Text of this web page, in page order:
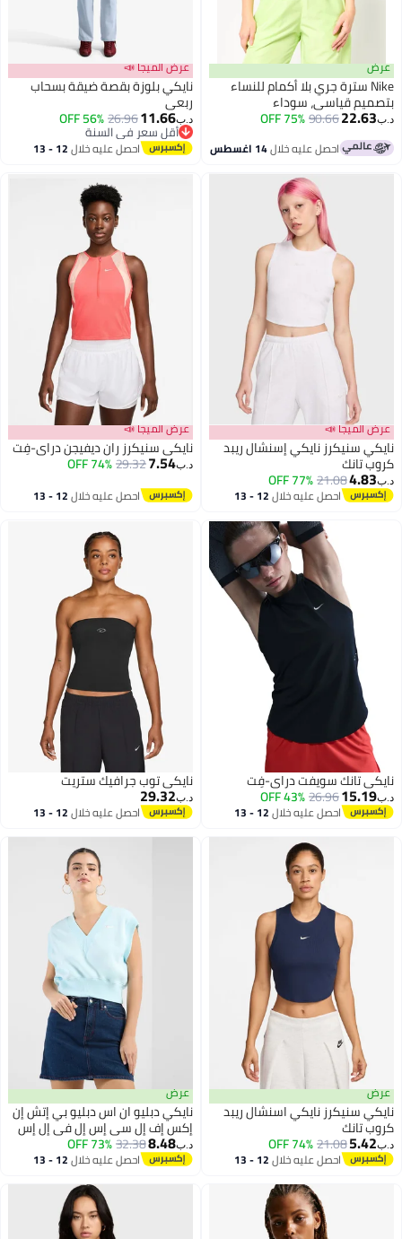
عرض
Nike سترة جري بلا أكمام للنساء
بتصميم قياسي، سوداء
د.ب‏22.63
90.66
75% OFF
احصل عليه خلال14 اغسطس
3
عرض الميجا 📣
نايكي بلوزة بقصة ضيقة بسحاب
ربعي
د.ب‏11.66
26.96
56% OFF
أقل سعر في السنة
أقل سعر في السنة
احصل عليه خلال 12 - 13
عرض الميجا 📣
نايكي سنيكرز نايكي إسنشال ريبد
كروب تانك
د.ب‏4.83
21.08
77% OFF
احصل عليه خلال 12 - 13
عرض الميجا 📣
نايكي سنيكرز ران ديفيجن دراي-فِت
د.ب‏7.54
29.32
74% OFF
احصل عليه خلال 12 - 13
نايكي تانك سويفت دراي-فِت
د.ب‏15.19
26.96
43% OFF
احصل عليه خلال 12 - 13
نايكي توب جرافيك ستريت
د.ب‏29.32
احصل عليه خلال 12 - 13
عرض
نايكي سنيكرز نايكي اسنشال ريبد
كروب تانك
د.ب‏5.42
21.08
74% OFF
احصل عليه خلال 12 - 13
عرض
نايكي دبليو ان اس دبليو بي إتش إن
إكس إف إل سي إس إل في إل إس
في إن إي سي كيه سي آر بي
د.ب‏8.48
32.38
73% OFF
احصل عليه خلال 12 - 13